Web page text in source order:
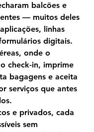
balcões e
— muitos deles
linhas
digitais.
onde o
check-in, imprime
bagagens e aceita
serviços que antes
e privados, cada
sem